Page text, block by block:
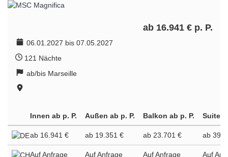
ab 16.941 € p. P.
06.01.2027 bis 07.05.2027
121 Nächte
ab/bis Marseille
Innen ab p. P. Außen ab p. P. Balkon ab p. P. Suite
ab 16.941 € ab 19.351 € ab 23.701 € ab
Auf Anfrage Auf Anfrage Auf Anfrage Auf